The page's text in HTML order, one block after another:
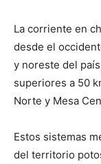
La corriente en
desde el
y noreste del
superiores a 50
Norte y Mesa
Estos sistemas
del territorio